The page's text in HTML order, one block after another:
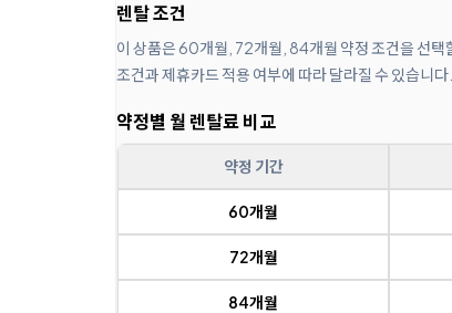
렌탈 조건
이 상품은 60개월, 72개월, 84개월 약정 조건을 선택
조건과 제휴카드 적용 여부에 따라 달라질 수 있습니다.
약정별 월 렌탈료 비교
약정 기간
60개월
72개월
84개월